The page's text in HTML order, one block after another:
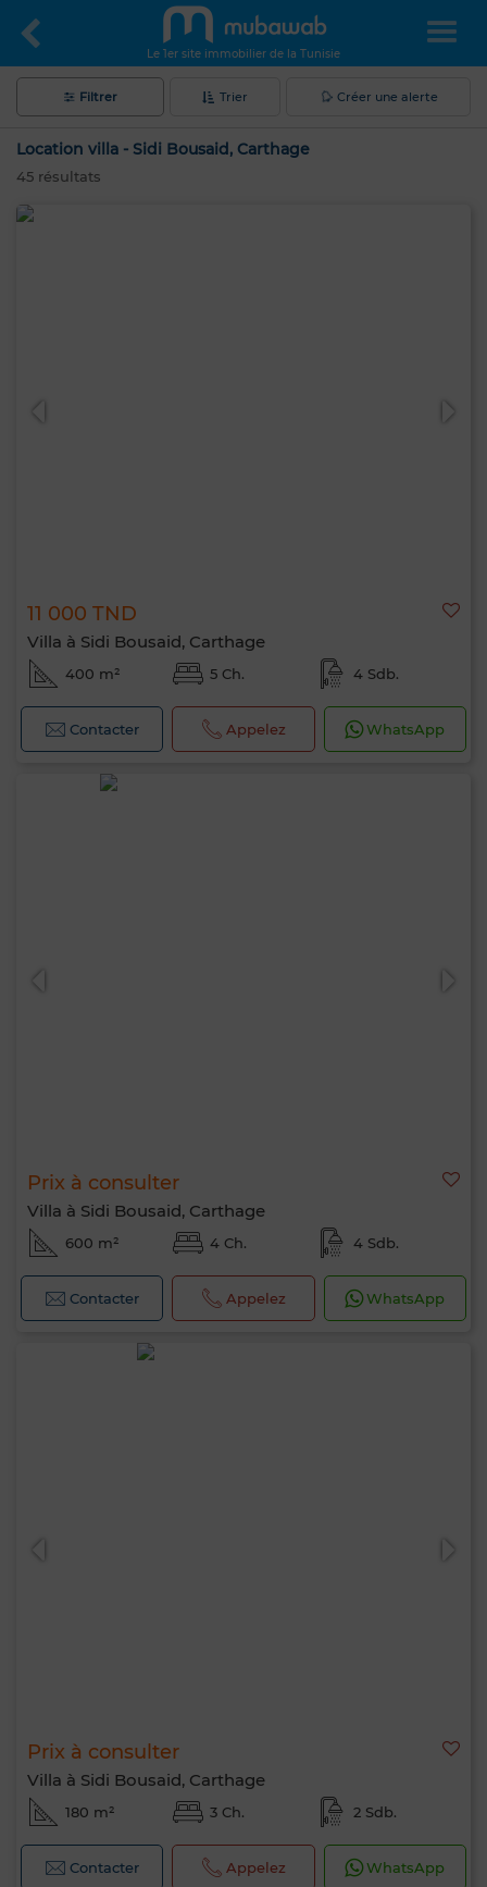
Le 1er site immobilier de la Tunisie
Filtrer Trier Créer une alerte
Location villa - Sidi Bousaid, Carthage
45 résultats
11 000 TND
Villa à Sidi Bousaid, Carthage
400 m² 5 Ch. 4 Sdb.
Contacter Appelez WhatsApp
Prix à consulter
Villa à Sidi Bousaid, Carthage
600 m² 4 Ch. 4 Sdb.
Contacter Appelez WhatsApp
Prix à consulter
Villa à Sidi Bousaid, Carthage
180 m² 3 Ch. 2 Sdb.
Contacter Appelez WhatsApp